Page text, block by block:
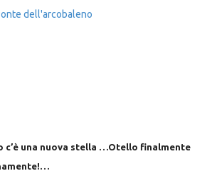
dell'arcobaleno
c’è una nuova stella …Otello finalmente